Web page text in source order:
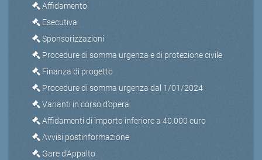
Affidamento
Esecutiva
Sponsorizzazioni
Procedure di somma urgenza e di protezione civile
Finanza di progetto
Procedure di somma urgenza dal 1/01/2024
Varianti in corso d’opera
Affidamenti di importo inferiore a 40.000 euro
Avvisi postinformazione
Gare d'Appalto